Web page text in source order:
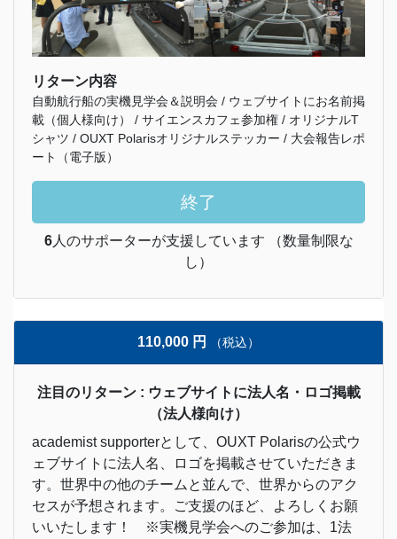
リターン内容
自動航行船の実機見学会＆説明会 / ウェブサイトにお名前掲
載（個人様向け） / サイエンスカフェ参加権 / オリジナルT
シャツ / OUXT Polarisオリジナルステッカー / 大会報告レポ
ート（電子版）
終了
6人のサポーターが支援しています （数量制限な
し）
110,000 円 （税込）
注目のリターン : ウェブサイトに法人名・ロゴ掲載
（法人様向け）
academist supporterとして、OUXT Polarisの公式ウ
ェブサイトに法人名、ロゴを掲載させていただきま
す。世界中の他のチームと並んで、世界からのアク
セスが予想されます。ご支援のほど、よろしくお願
いいたします！ ※実機見学会へのご参加は、1法